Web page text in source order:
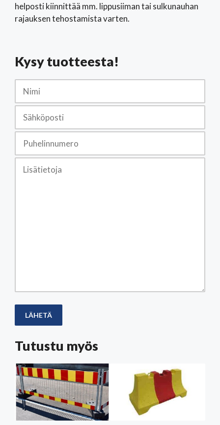
helposti kiinnittää mm. lippusiiman tai sulkunauhan
rajauksen tehostamista varten.
Kysy tuotteesta!
Tutustu myös